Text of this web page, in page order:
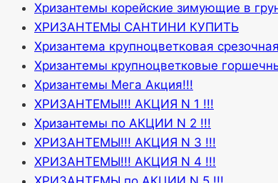
Хризантемы корейские зимующие в
ХРИЗАНТЕМЫ САНТИНИ КУПИТЬ
Хризантема крупноцветковая
Хризантемы крупноцветковые
Хризантемы Мега Акция!!!
ХРИЗАНТЕМЫ!!! АКЦИЯ N 1 !!!
Хризантемы по АКЦИИ N 2 !!!
ХРИЗАНТЕМЫ!!! АКЦИЯ N 3 !!!
ХРИЗАНТЕМЫ!!! АКЦИЯ N 4 !!!